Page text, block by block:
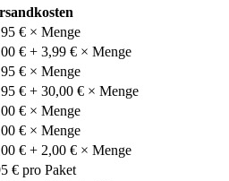
€ × Menge
€ + 3,99 € × Menge
€ × Menge
€ + 30,00 € × Menge
€ × Menge
€ × Menge
€ + 2,00 € × Menge
€ pro Paket